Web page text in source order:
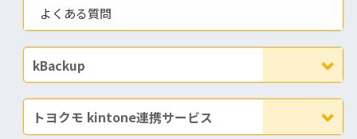
よくある質問
kBackup
トヨクモ kintone連携サービス